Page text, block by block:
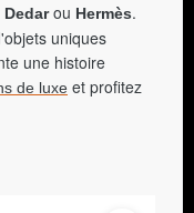
Dedarou Hermès.
uniques
une histoire
de luxe et profitez